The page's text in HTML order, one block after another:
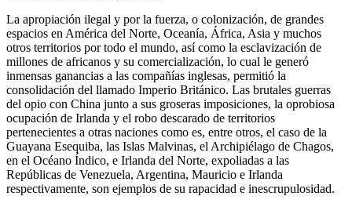
La apropiación ilegal y por la fuerza, o colonización, de grandes
espacios en América del Norte, Oceanía, África, Asia y muchos
otros territorios por todo el mundo, así como la esclavización de
millones de africanos y su comercialización, lo cual le generó
inmensas ganancias a las compañías inglesas, permitió la
consolidación del llamado Imperio Británico. Las brutales guerras
del opio con China junto a sus groseras imposiciones, la oprobiosa
ocupación de Irlanda y el robo descarado de territorios
pertenecientes a otras naciones como es, entre otros, el caso de la
Guayana Esequiba, las Islas Malvinas, el Archipiélago de Chagos,
en el Océano Índico, e Irlanda del Norte, expoliadas a las
Repúblicas de Venezuela, Argentina, Mauricio e Irlanda
respectivamente, son ejemplos de su rapacidad e inescrupulosidad.